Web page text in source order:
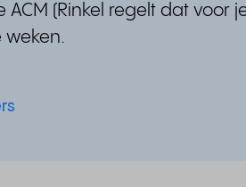
(Rinkel regelt dat voor
weken.